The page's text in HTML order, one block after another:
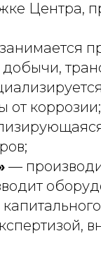
Центра,
занимается
от коррозии;
—